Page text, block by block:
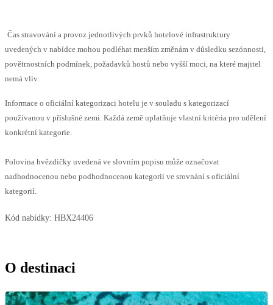
Čas stravování a provoz jednotlivých prvků hotelové infrastruktury
uvedených v nabídce mohou podléhat menším změnám v důsledku sezónnosti,
povětrnostních podmínek, požadavků hostů nebo vyšší moci, na které majitel
nemá vliv.
Informace o oficiální kategorizaci hotelu je v souladu s kategorizací
používanou v příslušné zemi. Každá země uplatňuje vlastní kritéria pro udělení
konkrétní kategorie.
Polovina hvězdičky uvedená ve slovním popisu může označovat
nadhodnocenou nebo podhodnocenou kategorii ve srovnání s oficiální
kategorií.
Kód nabídky: HBX24406
O destinaci